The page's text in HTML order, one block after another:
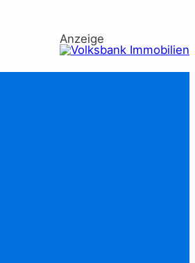
Anzeige